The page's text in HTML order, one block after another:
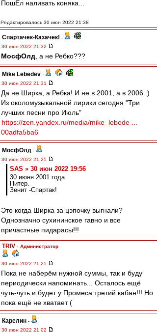
ПошЁл наливать коняка...
Редактировалось 30 июн 2022 21:38
Спартачек-Казачек! -
30 июн 2022 21:32
МосфОлд , а не Ребко???
Mike Lebedev -
30 июн 2022 21:31
Да не Ширка, а Ребка! И не в 2001, а в 2006 :)
Из околомузыкальной лирики сегодня "Три
лучших песни про Июль"
https://zen.yandex.ru/media/mike_lebede ...
00adfa5ba6
МосфОлд -
30 июн 2022 21:25
SAS » 30 июн 2022 19:56
30 июня 2001 года.
Питер.
Зенит -Спартак!
Это когда Ширка за цэпочку выгнали?
Однозначно сухининское гавно и все
причастные пидарасы!!!
TRIV - Администратор
30 июн 2022 21:25
Пока не наберём нужной суммы, так и буду
периодически напоминать... Осталось ещё
чуть-чуть и будет у Промеса третий кабан!!! Но
пока ещё не хватает (
Карелин -
30 июн 2022 21:02